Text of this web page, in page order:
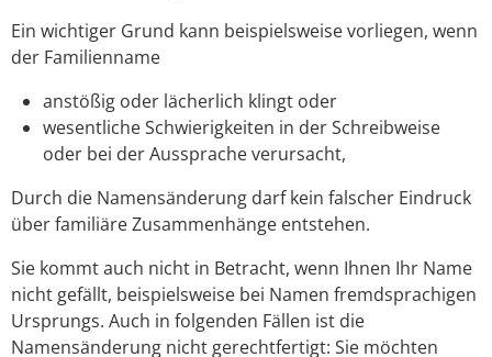
Ein wichtiger Grund kann beispielsweise vorliegen, wenn
der Familienname
anstößig oder lächerlich klingt oder
wesentliche Schwierigkeiten in der Schreibweise
oder bei der Aussprache verursacht,
Durch die Namensänderung darf kein falscher Eindruck
über familiäre Zusammenhänge entstehen.
Sie kommt auch nicht in Betracht, wenn Ihnen Ihr Name
nicht gefällt, beispielsweise bei Namen fremdsprachigen
Ursprungs. Auch in folgenden Fällen ist die
Namensänderung nicht gerechtfertigt: Sie möchten